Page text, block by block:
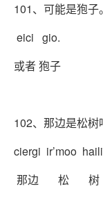
101、可能是狍子
eici gio.
或者 狍子
102、那边是松树
ciergi ir’moo
那边 松